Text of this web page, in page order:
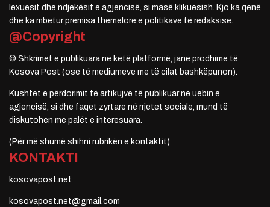
lexuesit dhe ndjekësit e agjencisë, si masë klikuesish. Kjo ka qenë
dhe ka mbetur premisa themelore e politikave të redaksisë.
@Copyright
© Shkrimet e publikuara në këtë platformë, janë prodhime të
Kosova Post (ose të mediumeve me të cilat bashkëpunon).
Kushtet e përdorimit të artikujve të publikuar në uebin e
agjencisë, si dhe faqet zyrtare në rrjetet sociale, mund të
diskutohen me palët e interesuara.
(Për më shumë shihni rubrikën e kontaktit)
KONTAKTI
kosovapost.net
kosovapost.net@gmail.com